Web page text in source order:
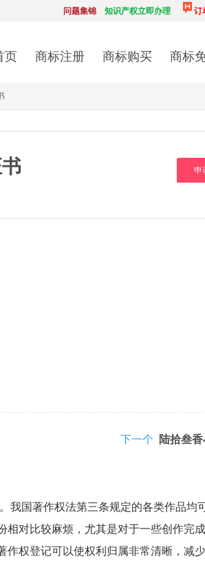
问题集锦 知识产权立即办理 订
商标
商标购买
商标注册
页
申
下一个
陆拾叁
国著作权法第三条规定的各类作品均
对比较麻烦，尤其是对于一些创作完
权登记可以使权利归属非常清晰，减